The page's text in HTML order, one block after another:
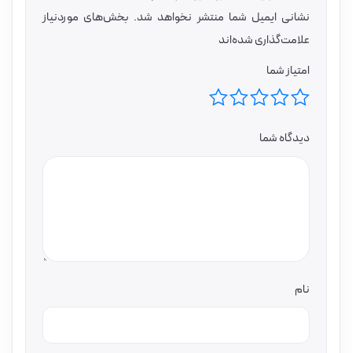
نشانی ایمیل شما منتشر نخواهد شد. بخش‌های موردنیاز
علامت‌گذاری شده‌اند
امتیاز شما
دیدگاه شما
نام